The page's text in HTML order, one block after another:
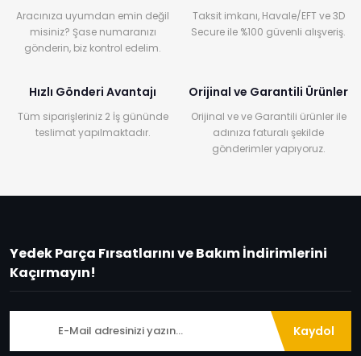
Aracınıza uyumdan emin değil
misiniz? Şase numaranızı
gönderin, biz kontrol edelim.
Taksit imkanı, Havale/EFT ve 3D
Secure ile %100 güvenli alışveriş.
Hızlı Gönderi Avantajı
Tüm siparişleriniz 2 İş gününde
teslimat yapılmaktadır.
Orijinal ve Garantili Ürünler
Orijinal ve ve Garantili ürünler ile
adınıza faturalı şekilde
gönderimler yapıyoruz.
Yedek Parça Fırsatlarını ve Bakım İndirimlerini
Kaçırmayın!
Kaydol